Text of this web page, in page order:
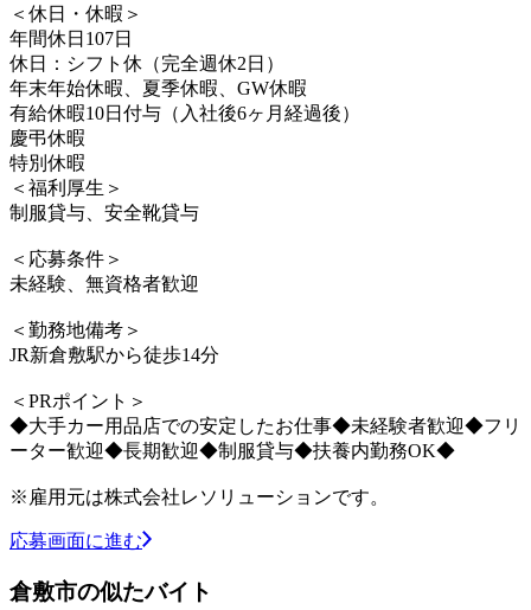
＜休日・休暇＞
年間休日107日
休日：シフト休（完全週休2日）
年末年始休暇、夏季休暇、GW休暇
有給休暇10日付与（入社後6ヶ月経過後）
慶弔休暇
特別休暇
＜福利厚生＞
制服貸与、安全靴貸与
＜応募条件＞
未経験、無資格者歓迎
＜勤務地備考＞
JR新倉敷駅から徒歩14分
＜PRポイント＞
◆大手カー用品店での安定したお仕事◆未経験者歓迎◆フリ
ーター歓迎◆長期歓迎◆制服貸与◆扶養内勤務OK◆
※雇用元は株式会社レソリューションです。
応募画面に進む
倉敷市の似たバイト